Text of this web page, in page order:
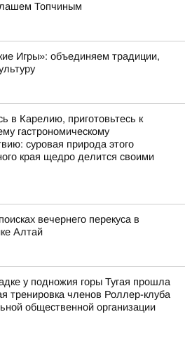
Топчиным
Игры»: объединяем традиции,
в Карелию, приготовьтесь к
гастрономическому
суровая природа этого
края щедро делится своими
вечернего перекуса в
Алтай
у подножия горы Тугая прошла
тренировка членов Роллер-клуба
общественной организации